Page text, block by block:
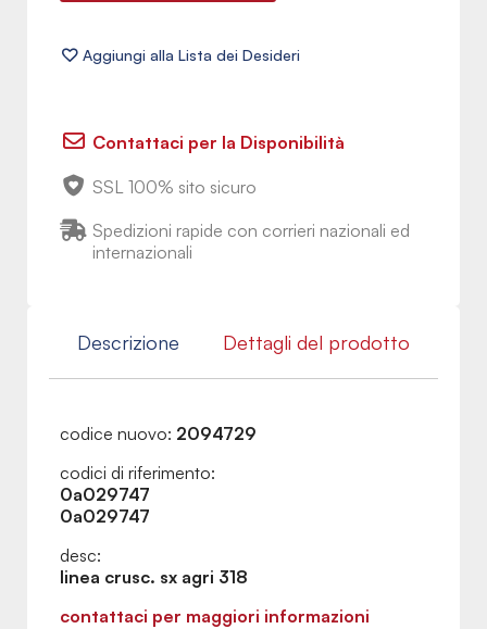
Contattaci per la Disponibilità
SSL 100% sito sicuro
Spedizioni rapide con corrieri nazionali ed
internazionali
Descrizione Dettagli del prodotto
codice nuovo: 2094729
codici di riferimento:
0a029747
0a029747
desc:
linea crusc. sx agri 318
contattaci per maggiori informazioni